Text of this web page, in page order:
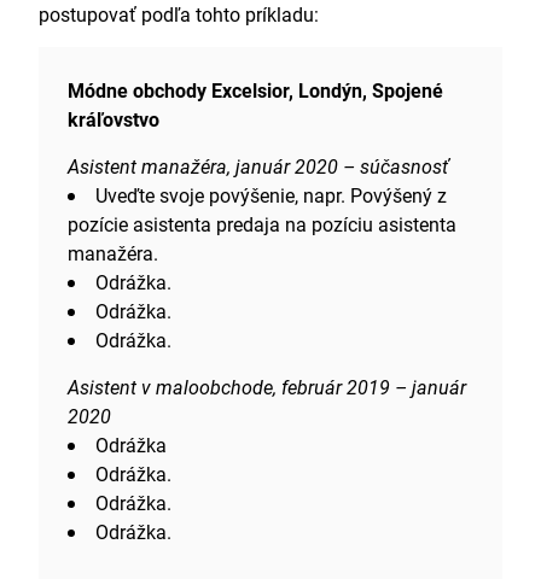
postupovať podľa tohto príkladu:
Módne obchody Excelsior, Londýn, Spojené
kráľovstvo
Asistent manažéra, január 2020 – súčasnosť
Uveďte svoje povýšenie, napr. Povýšený z
pozície asistenta predaja na pozíciu asistenta
manažéra.
Odrážka.
Odrážka.
Odrážka.
Asistent v maloobchode, február 2019 – január
2020
Odrážka
Odrážka.
Odrážka.
Odrážka.